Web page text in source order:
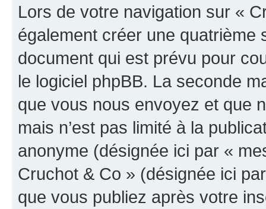
Lors de votre navigation sur «
également créer une
document qui est prévu pour
le logiciel phpBB. La seconde
que vous nous envoyez et que
mais n’est pas limité à la
anonyme (désignée ici par «
Cruchot & Co » (désignée ici
que vous publiez après votre